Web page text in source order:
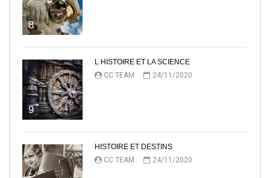
8
9
L HISTOIRE ET LA SCIENCE
CC TEAM
24/11/2020
HISTOIRE ET DESTINS
CC TEAM
24/11/2020